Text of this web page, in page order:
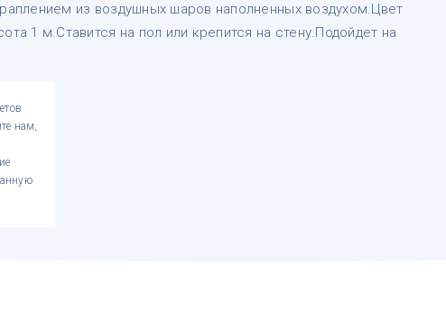
из воздушных шаров наполненных воздухом.Цвет
1 м.Ставится на пол или крепится на стену.Подойдет на
нам,